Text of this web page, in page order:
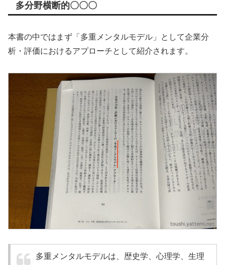
多分野横断的〇〇〇
本書の中ではまず「多重メンタルモデル」として企業分
析・評価におけるアプローチとして紹介されます。
多重メンタルモデルは、歴史学、心理学、生理